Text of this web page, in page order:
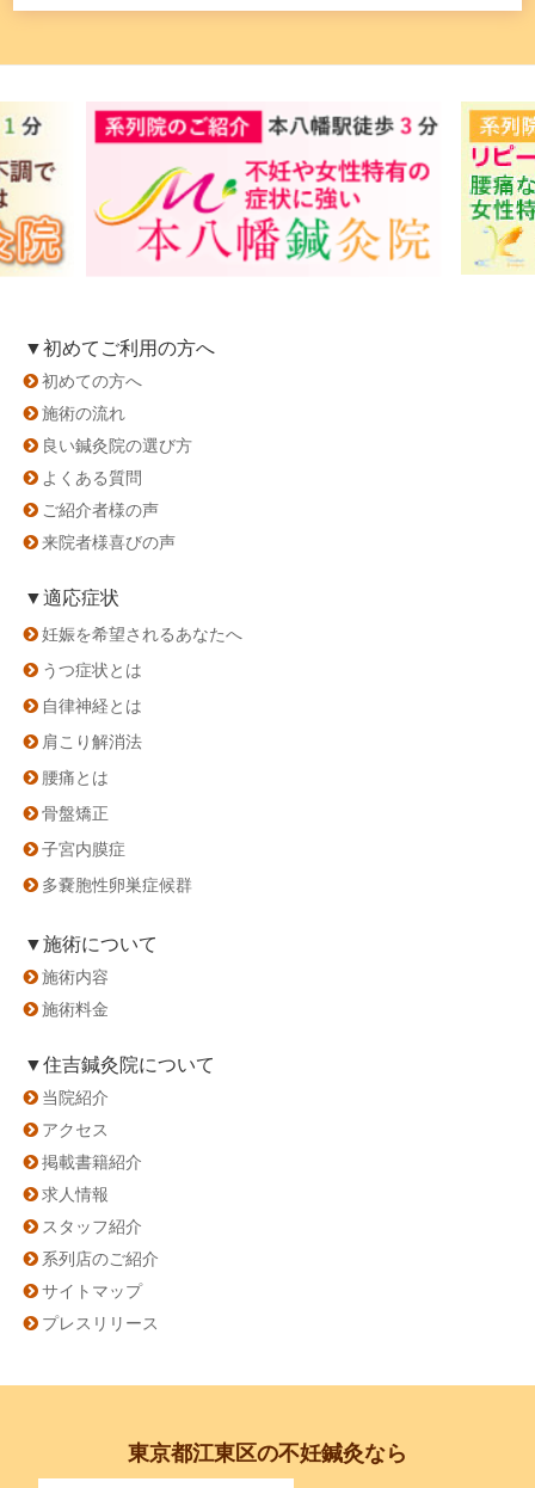
▼初めてご利用の方へ
初めての方へ
施術の流れ
良い鍼灸院の選び方
よくある質問
ご紹介者様の声
来院者様喜びの声
▼適応症状
妊娠を希望されるあなたへ
うつ症状とは
自律神経とは
肩こり解消法
腰痛とは
骨盤矯正
子宮内膜症
多嚢胞性卵巣症候群
▼施術について
施術内容
施術料金
▼住吉鍼灸院について
当院紹介
アクセス
掲載書籍紹介
求人情報
スタッフ紹介
系列店のご紹介
サイトマップ
プレスリリース
東京都江東区の不妊鍼灸なら